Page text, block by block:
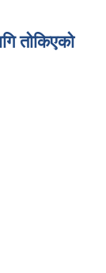
तोकिएको